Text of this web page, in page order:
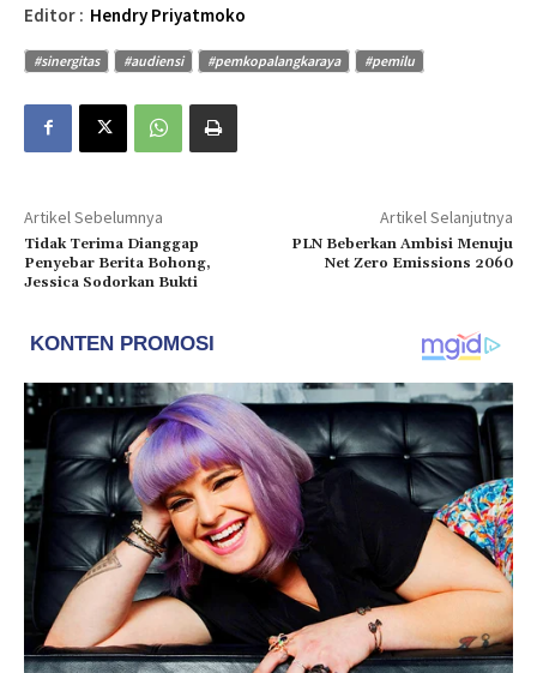
Editor : Hendry Priyatmoko
#sinergitas #audiensi #pemkopalangkaraya #pemilu
Artikel Sebelumnya
Tidak Terima Dianggap
Penyebar Berita Bohong,
Jessica Sodorkan Bukti
Artikel Selanjutnya
PLN Beberkan Ambisi Menuju
Net Zero Emissions 2060